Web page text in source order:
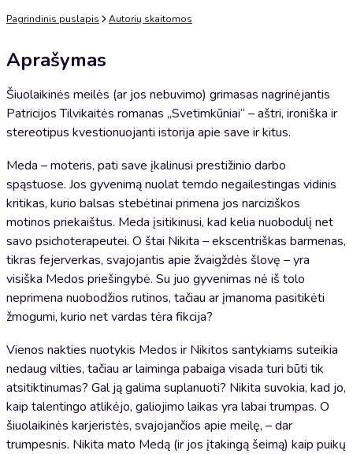
Pagrindinis puslapis Autorių skaitomos
Aprašymas
Šiuolaikinės meilės (ar jos nebuvimo) grimasas nagrinėjantis
Patricijos Tilvikaitės romanas „Svetimkūniai“ – aštri, ironiška ir
stereotipus kvestionuojanti istorija apie save ir kitus.
Meda – moteris, pati save įkalinusi prestižinio darbo
spąstuose. Jos gyvenimą nuolat temdo negailestingas vidinis
kritikas, kurio balsas stebėtinai primena jos narciziškos
motinos priekaištus. Meda įsitikinusi, kad kelia nuobodulį net
savo psichoterapeutei. O štai Nikita – ekscentriškas barmenas,
tikras fejerverkas, svajojantis apie žvaigždės šlovę – yra
visiška Medos priešingybė. Su juo gyvenimas nė iš tolo
neprimena nuobodžios rutinos, tačiau ar įmanoma pasitikėti
žmogumi, kurio net vardas tėra fikcija?
Vienos nakties nuotykis Medos ir Nikitos santykiams suteikia
nedaug vilties, tačiau ar laiminga pabaiga visada turi būti tik
atsitiktinumas? Gal ją galima suplanuoti? Nikita suvokia, kad jo,
kaip talentingo atlikėjo, galiojimo laikas yra labai trumpas. O
šiuolaikinės karjeristės, svajojančios apie meilę, – dar
trumpesnis. Nikita mato Medą (ir jos įtakingą šeimą) kaip puikų